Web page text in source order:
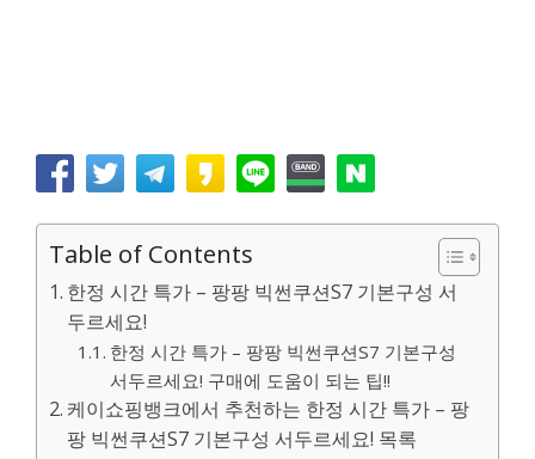
Table of Contents
한정 시간 특가 – 팡팡 빅썬쿠션S7 기본구성 서
두르세요!
한정 시간 특가 – 팡팡 빅썬쿠션S7 기본구성
서두르세요! 구매에 도움이 되는 팁!!
케이쇼핑뱅크에서 추천하는 한정 시간 특가 – 팡
팡 빅썬쿠션S7 기본구성 서두르세요! 목록